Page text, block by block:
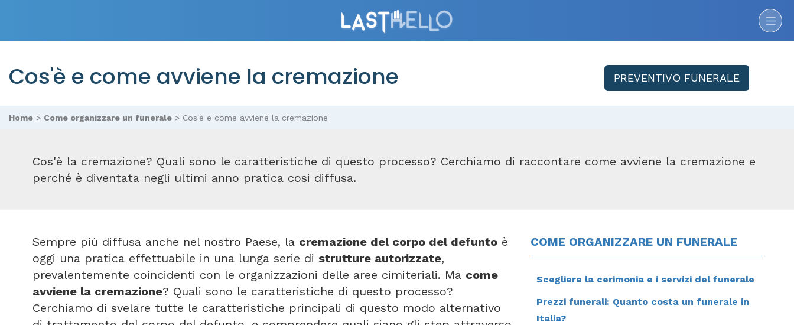
Cos'è e come avviene la cremazione PREVENTIVO FUNERALE
Home > Come organizzare un funerale > Cos'è e come avviene la cremazione
Cos'è la cremazione? Quali sono le caratteristiche di questo processo? Cerchiamo di raccontare come avviene la cremazione e
perché è diventata negli ultimi anno pratica cosi diffusa.
Sempre più diffusa anche nel nostro Paese, la cremazione del corpo del defunto è
oggi una pratica effettuabile in una lunga serie di strutture autorizzate,
prevalentemente coincidenti con le organizzazioni delle aree cimiteriali. Ma come
avviene la cremazione? Quali sono le caratteristiche di questo processo?
Cerchiamo di svelare tutte le caratteristiche principali di questo modo alternativo
COME ORGANIZZARE UN FUNERALE
Scegliere la cerimonia e i servizi del funerale
Prezzi funerali: Quanto costa un funerale in
Italia?